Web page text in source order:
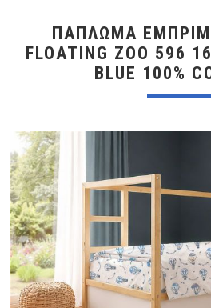
ΠΆΠΛΩΜΑ
FLOATING ZOO 596
BLUE 100%